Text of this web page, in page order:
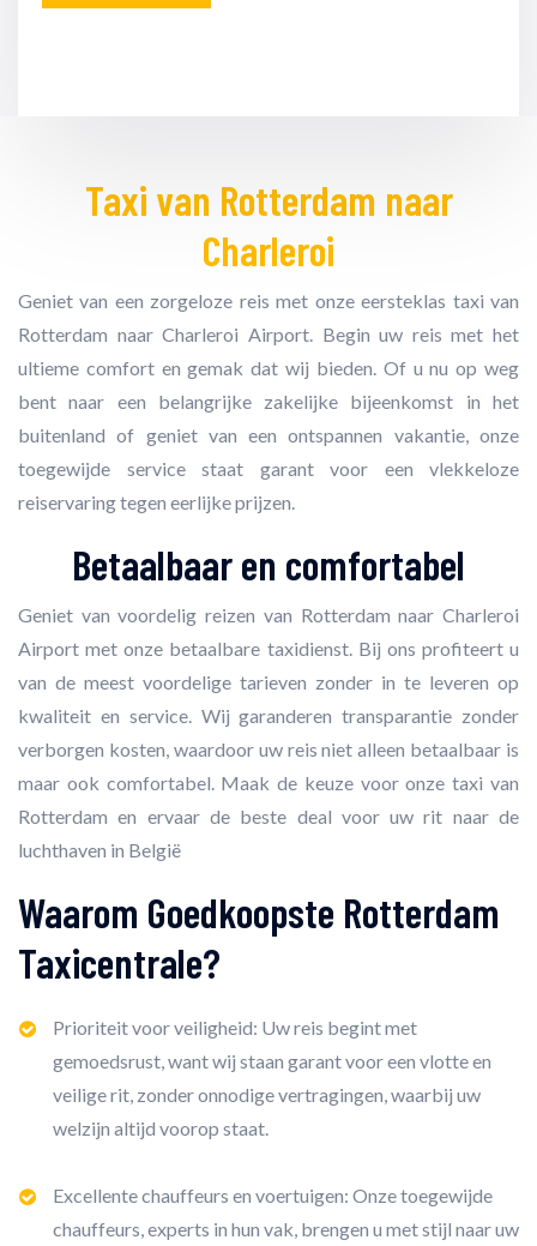
Taxi van Rotterdam naar
Charleroi
Geniet van een zorgeloze reis met onze eersteklas taxi van
Rotterdam naar Charleroi Airport. Begin uw reis met het
ultieme comfort en gemak dat wij bieden. Of u nu op weg
bent naar een belangrijke zakelijke bijeenkomst in het
buitenland of geniet van een ontspannen vakantie, onze
toegewijde service staat garant voor een vlekkeloze
reiservaring tegen eerlijke prijzen.
Betaalbaar en comfortabel
Geniet van voordelig reizen van Rotterdam naar Charleroi
Airport met onze betaalbare taxidienst. Bij ons profiteert u
van de meest voordelige tarieven zonder in te leveren op
kwaliteit en service. Wij garanderen transparantie zonder
verborgen kosten, waardoor uw reis niet alleen betaalbaar is
maar ook comfortabel. Maak de keuze voor onze taxi van
Rotterdam en ervaar de beste deal voor uw rit naar de
luchthaven in België
Waarom Goedkoopste Rotterdam
Taxicentrale?
Prioriteit voor veiligheid: Uw reis begint met
gemoedsrust, want wij staan garant voor een vlotte en
veilige rit, zonder onnodige vertragingen, waarbij uw
welzijn altijd voorop staat.
Excellente chauffeurs en voertuigen: Onze toegewijde
chauffeurs, experts in hun vak, brengen u met stijl naar uw